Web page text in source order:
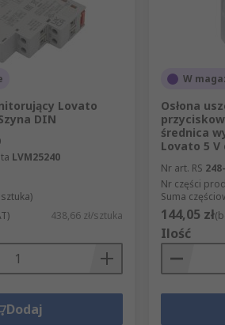
Lovato
DIN
LVM25240
438,66 zł/sztuka
Dodaj
W
Osłona
średnica
Lovato 5 V
Nr art. RS
Nr części
Suma
144,05 zł
Ilość